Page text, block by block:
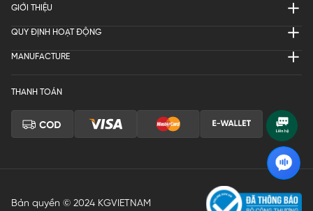
GIỚI THIỆU
QUY ĐỊNH HOẠT ĐỘNG
MANUFACTURE
THANH TOÁN
Bản quyền © 2024 KGVIETNAM